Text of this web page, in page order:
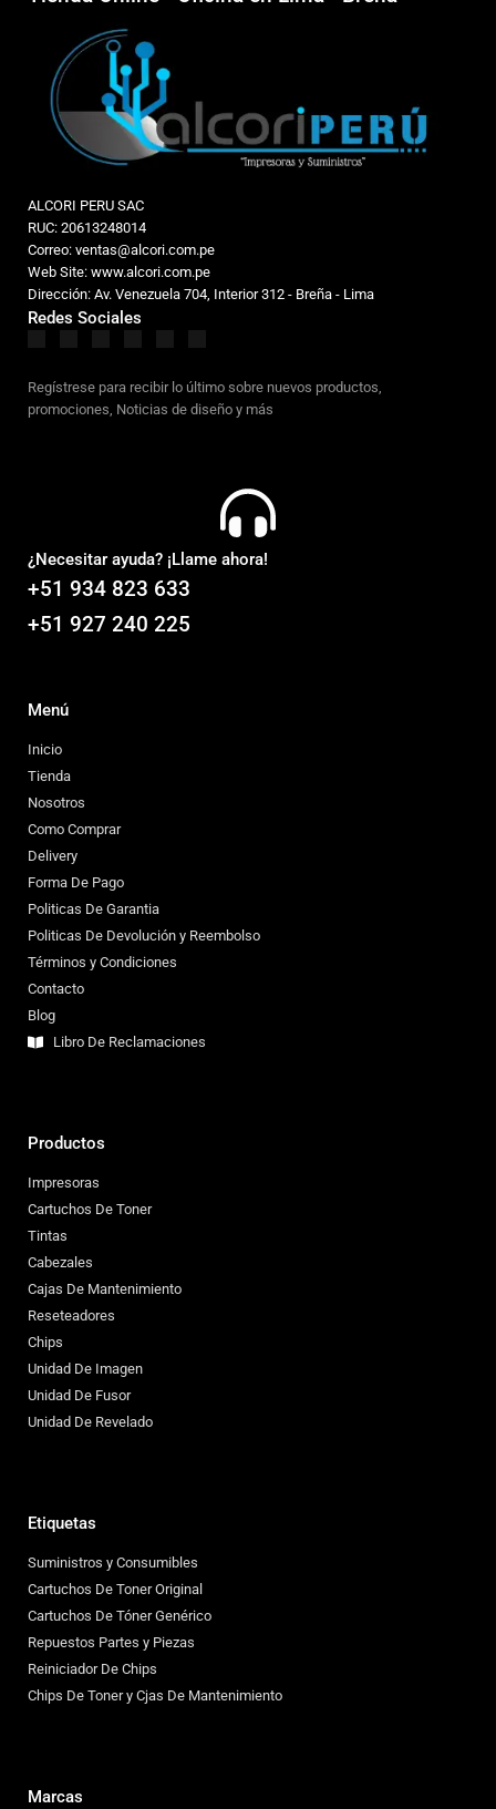
ALCORI PERU SAC
RUC: 20613248014
Correo: ventas@alcori.com.pe
Web Site: www.alcori.com.pe
Dirección: Av. Venezuela 704, Interior 312 - Breña - Lima
Redes Sociales
Regístrese para recibir lo último sobre nuevos productos,
promociones, Noticias de diseño y más
¿Necesitar ayuda? ¡Llame ahora!
+51 934 823 633
+51 927 240 225
Menú
Inicio
Tienda
Nosotros
Como Comprar
Delivery
Forma De Pago
Politicas De Garantia
Politicas De Devolución y Reembolso
Términos y Condiciones
Contacto
Blog
Libro De Reclamaciones
Productos
Impresoras
Cartuchos De Toner
Tintas
Cabezales
Cajas De Mantenimiento
Reseteadores
Chips
Unidad De Imagen
Unidad De Fusor
Unidad De Revelado
Etiquetas
Suministros y Consumibles
Cartuchos De Toner Original
Cartuchos De Tóner Genérico
Repuestos Partes y Piezas
Reiniciador De Chips
Chips De Toner y Cjas De Mantenimiento
Marcas